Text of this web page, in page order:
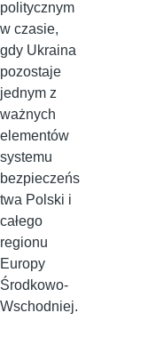
politycznym
w czasie,
gdy Ukraina
pozostaje
jednym z
ważnych
elementów
systemu
bezpieczeńs
twa Polski i
całego
regionu
Europy
Środkowo-
Wschodniej.